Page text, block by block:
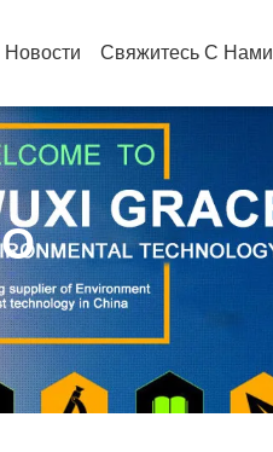
Новости Свяжитесь С Нами